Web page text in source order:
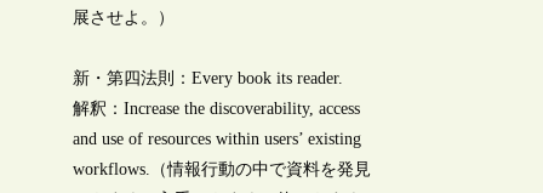
展させよ。）
新・第四法則：Every book its reader.
解釈：Increase the discoverability, access
and use of resources within users’ existing
workflows.（情報行動の中で資料を発見